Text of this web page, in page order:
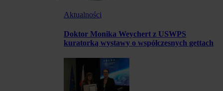
Aktualności
Doktor Monika Weychert z USWPS
kuratorką wystawy o współczesnych gettach